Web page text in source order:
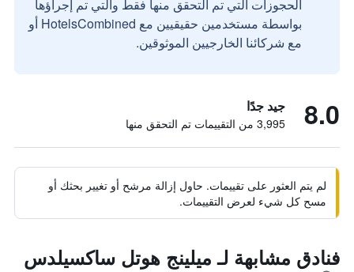
الحجوزات التي تم التحقق منها فقط والتي تم إجراؤها
بواسطة مستخدمين حقيقيين مع HotelsCombined أو
مع شركائنا الخارجيين الموثوقين.
8.0 جيد جدًا
3,995 من التقييمات تم التحقق منها
لم يتم العثور على تقييمات. حاول إزالة مرشح أو تغيير بحثك أو
مسح كل شيء لعرض التقييمات.
فنادق مشابهة لـ ميلينج هوتل ساكسيلدس